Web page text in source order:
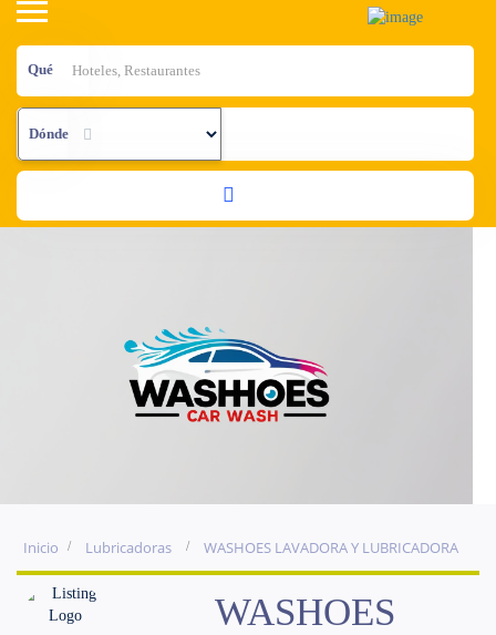
Qué
Dónde
Inicio Lubricadoras WASHOES LAVADORA Y LUBRICADORA
WASHOES